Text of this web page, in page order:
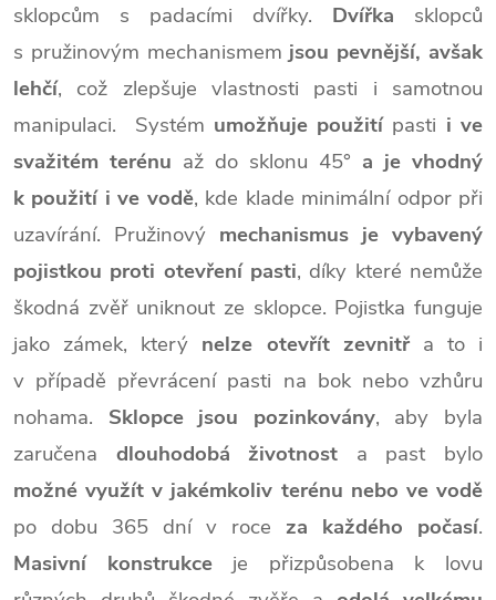
sklopcům s padacími dvířky. Dvířka sklopců
s pružinovým mechanismem jsou pevnější, avšak
lehčí, což zlepšuje vlastnosti pasti i samotnou
manipulaci. Systém umožňuje použitípasti i ve
svažitém terénu až do sklonu 45° a je vhodný
k použití i ve vodě, kde klade minimální odpor při
uzavírání. Pružinový mechanismus je vybavený
pojistkou proti otevření pasti, díky které nemůže
škodná zvěř uniknout ze sklopce. Pojistka funguje
jako zámek, který nelze otevřít zevnitř a to i
v případě převrácení pasti na bok nebo vzhůru
nohama. Sklopce jsou pozinkovány, aby byla
zaručena dlouhodobá životnost a past bylo
možné využít v jakémkoliv terénu nebo ve vodě
po dobu 365 dní v roce za každého počasí.
Masivní konstrukceje přizpůsobena k lovu